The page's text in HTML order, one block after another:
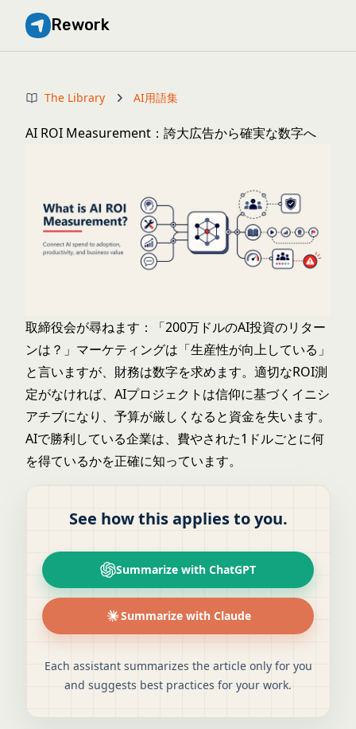
Rework
The Library AI用語集
AI ROI Measurement：誇大広告から確実な数字へ
取締役会が尋ねます：「200万ドルのAI投資のリター
ンは？」マーケティングは「生産性が向上している」
と言いますが、財務は数字を求めます。適切なROI測
定がなければ、AIプロジェクトは信仰に基づくイニシ
アチブになり、予算が厳しくなると資金を失います。
AIで勝利している企業は、費やされた1ドルごとに何
を得ているかを正確に知っています。
See how this applies to you.
Summarize with ChatGPT
Summarize with Claude
Each assistant summarizes the article only for you
and suggests best practices for your work.